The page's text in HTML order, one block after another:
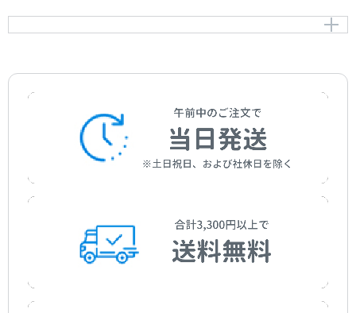
4×3フルート群のために「フラッシュ！」
作曲者：池辺 晋一郎